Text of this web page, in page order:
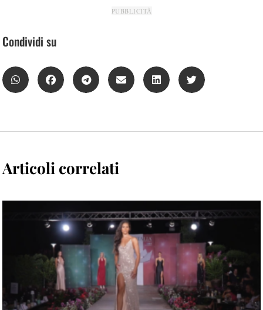
PUBBLICITÀ
Condividi su
Articoli correlati